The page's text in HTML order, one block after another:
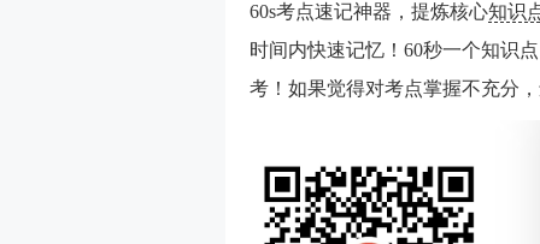
60s考点速记神器，提炼核心知识
时间内快速记忆！60秒一个知识
考！如果觉得对考点掌握不充分